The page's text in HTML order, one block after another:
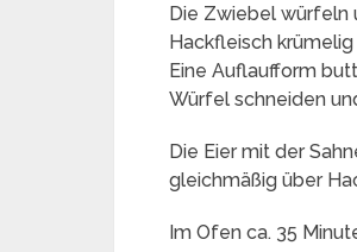
Die Zwiebel würfeln
Hackfleisch krümelig
Eine Auflaufform
Würfel schneiden
Die Eier mit der
gleichmäßig über
Im Ofen ca. 35